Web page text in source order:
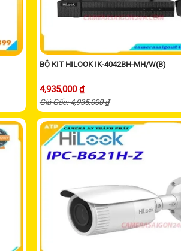
BỘ KIT HILOOK IK-4042BH-MH/W(B)
4,935,000 ₫
Giá Gốc: 4,935,000 ₫